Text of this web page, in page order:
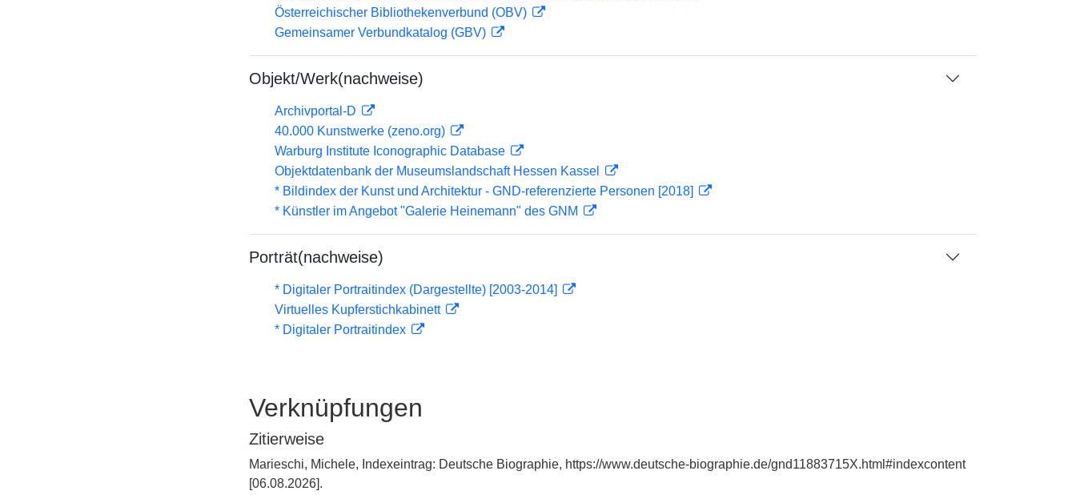
Österreichischer Bibliothekenverbund (OBV)
Gemeinsamer Verbundkatalog (GBV)
Objekt/Werk(nachweise)
Archivportal-D
40.000 Kunstwerke (zeno.org)
Warburg Institute Iconographic Database
Objektdatenbank der Museumslandschaft Hessen Kassel
* Bildindex der Kunst und Architektur - GND-referenzierte Personen [2018]
* Künstler im Angebot "Galerie Heinemann" des GNM
Porträt(nachweise)
* Digitaler Portraitindex (Dargestellte) [2003-2014]
Virtuelles Kupferstichkabinett
* Digitaler Portraitindex
Verknüpfungen
Zitierweise
Marieschi, Michele, Indexeintrag: Deutsche Biographie, https://www.deutsche-biographie.de/gnd11883715X.html#indexcontent
[06.08.2026].